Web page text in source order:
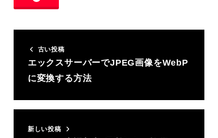
古い投稿
エックスサーバーでJPEG画像をWebP
に変換する方法
新しい投稿